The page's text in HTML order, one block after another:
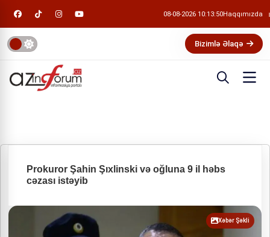
08-08-2026 10:13:50Haqqımızda
Bizimlə Əlaqə
Prokuror Şahin Şıxlinski və oğluna 9 il həbs
cəzası istəyib
Xəbər Şəkli